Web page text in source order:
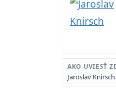
AKO UVIESŤ
Jaroslav